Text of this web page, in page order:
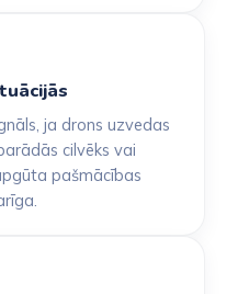
ja drons uzvedas
cilvēks vai
pašmācības